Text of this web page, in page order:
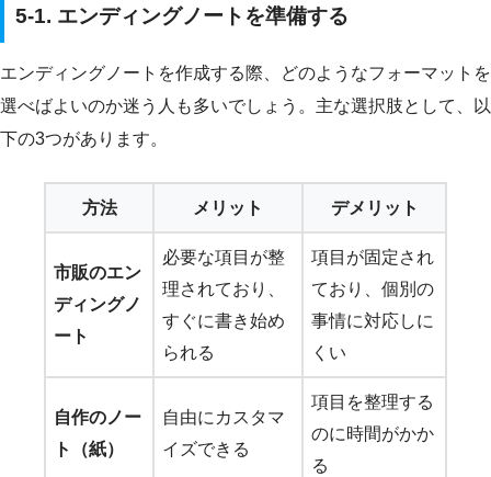
5-1. エンディングノートを準備する
エンディングノートを作成する際、どのようなフォーマットを
選べばよいのか迷う人も多いでしょう。主な選択肢として、以
下の3つがあります。
方法 メリット デメリット
市販のエン
ディングノ
ート
必要な項目が整
理されており、
すぐに書き始め
られる
項目が固定され
ており、個別の
事情に対応しに
くい
自作のノー
ト（紙）
自由にカスタマ
イズできる
項目を整理する
のに時間がかか
る